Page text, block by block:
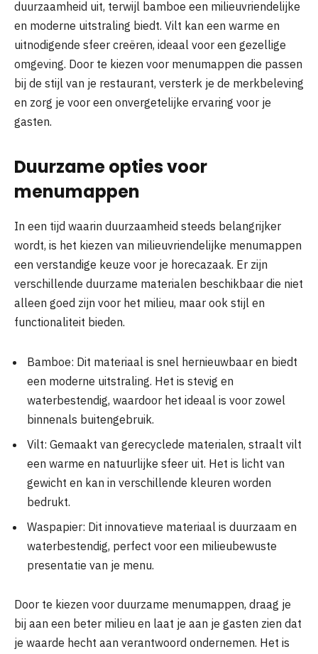
duurzaamheid uit, terwijl bamboe een milieuvriendelijke
en moderne uitstraling biedt. Vilt kan een warme en
uitnodigende sfeer creëren, ideaal voor een gezellige
omgeving. Door te kiezen voor menumappen die passen
bij de stijl van je restaurant, versterk je de merkbeleving
en zorg je voor een onvergetelijke ervaring voor je
gasten.
Duurzame opties voor
menumappen
In een tijd waarin duurzaamheid steeds belangrijker
wordt, is het kiezen van milieuvriendelijke menumappen
een verstandige keuze voor je horecazaak. Er zijn
verschillende duurzame materialen beschikbaar die niet
alleen goed zijn voor het milieu, maar ook stijl en
functionaliteit bieden.
Bamboe: Dit materiaal is snel hernieuwbaar en biedt
een moderne uitstraling. Het is stevig en
waterbestendig, waardoor het ideaal is voor zowel
binnenals buitengebruik.
Vilt: Gemaakt van gerecyclede materialen, straalt vilt
een warme en natuurlijke sfeer uit. Het is licht van
gewicht en kan in verschillende kleuren worden
bedrukt.
Waspapier: Dit innovatieve materiaal is duurzaam en
waterbestendig, perfect voor een milieubewuste
presentatie van je menu.
Door te kiezen voor duurzame menumappen, draag je
bij aan een beter milieu en laat je aan je gasten zien dat
je waarde hecht aan verantwoord ondernemen. Het is